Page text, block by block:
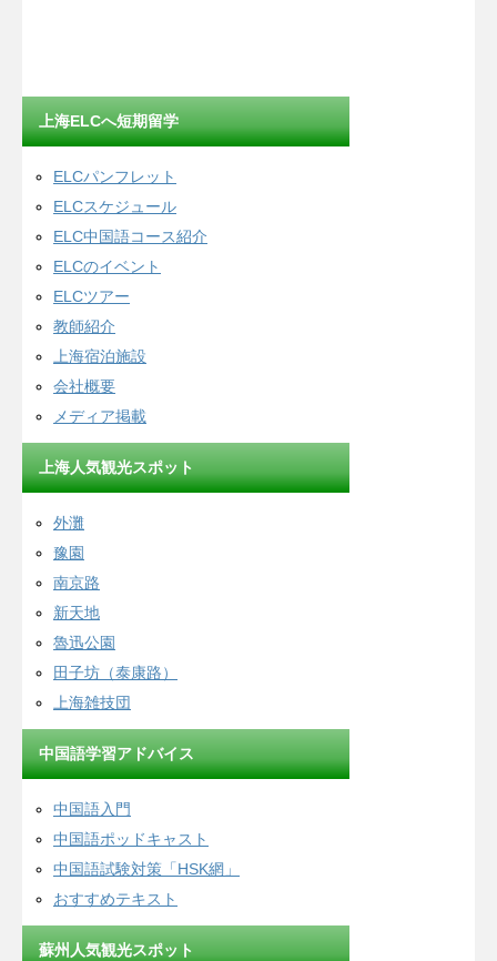
上海ELCへ短期留学
ELCパンフレット
ELCスケジュール
ELC中国語コース紹介
ELCのイベント
ELCツアー
教師紹介
上海宿泊施設
会社概要
メディア掲載
上海人気観光スポット
外灘
豫園
南京路
新天地
魯迅公園
田子坊（泰康路）
上海雑技団
中国語学習アドバイス
中国語入門
中国語ポッドキャスト
中国語試験対策「HSK網」
おすすめテキスト
蘇州人気観光スポット